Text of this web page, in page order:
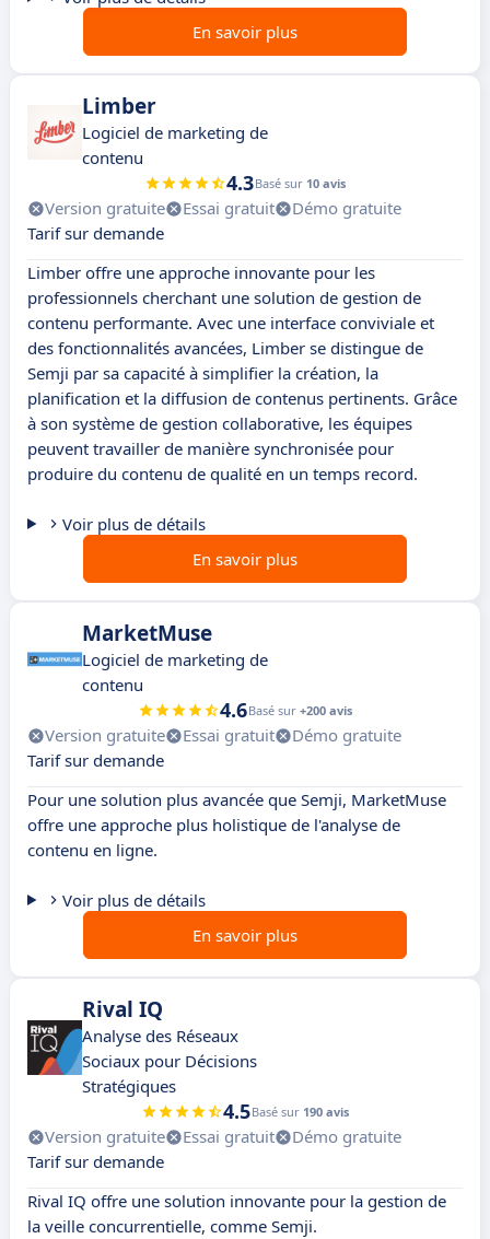
En savoir plus
Limber
Logiciel de marketing de
contenu
4.3Basé sur 10 avis
Version gratuite Essai gratuit
Démo gratuite
Tarif sur demande
Limber offre une approche innovante pour les
professionnels cherchant une solution de gestion de
contenu performante. Avec une interface conviviale et
des fonctionnalités avancées, Limber se distingue de
Semji par sa capacité à simplifier la création, la
planification et la diffusion de contenus pertinents. Grâce
à son système de gestion collaborative, les équipes
peuvent travailler de manière synchronisée pour
produire du contenu de qualité en un temps record.
Voir plus de détails
En savoir plus
MarketMuse
Logiciel de marketing de
contenu
4.6Basé sur +200 avis
Version gratuite Essai gratuit
Démo gratuite
Tarif sur demande
Pour une solution plus avancée que Semji, MarketMuse
offre une approche plus holistique de l'analyse de
contenu en ligne.
Voir plus de détails
En savoir plus
Rival IQ
Analyse des Réseaux
Sociaux pour Décisions
Stratégiques
4.5Basé sur 190 avis
Version gratuite Essai gratuit
Démo gratuite
Tarif sur demande
Rival IQ offre une solution innovante pour la gestion de
la veille concurrentielle, comme Semji.